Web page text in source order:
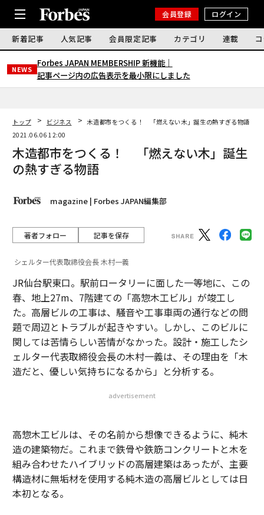
会員登録 ログイン
新着記事 人気記事 会員限定記事 カテゴリ 連載
NEWS
Forbes JAPAN MEMBERSHIP 新機能｜
記事ページ内の広告表示を最小限にしました
トップ ビジネス
木造都市をつくる！ 「燃えない木」誕生の熱すぎる物語
2021.06.06 12:00
木造都市をつくる！ 「燃えない木」誕生
の熱すぎる物語
magazine | Forbes JAPAN編集部
著者フォロー 記事を保存
シェルター代表取締役会長 木村一義
JR仙台駅東口。駅前ロータリーに面した一等地に、この
春、地上27m、7階建ての「高惣木工ビル」が竣工し
た。高層ビルの工事は、騒音や工事車両の通行などの問
題で周辺とトラブルが起きやすい。しかし、このビルに
関しては苦情らしい苦情がなかった。設計・施工したシ
ェルター代表取締役会長の木村一義は、その理由を「木
造だと、優しい気持ちになるから」と分析する。
advertisement
高惣木工ビルは、その名前から想像できるように、純木
造の建築物だ。これまで鉄骨や鉄筋コンクリートと木を
組み合わせたハイブリッドの高層建築はあったが、主要
構造材に無垢材を使用する純木造の高層ビルとしては日
本初となる。